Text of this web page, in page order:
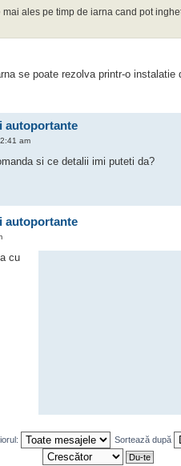
ales pe timp de iarna cand pot
se poate rezolva printr-o instalatie
autoportante
am
si ce detalii imi puteti da?
autoportante
cu
Sortează după